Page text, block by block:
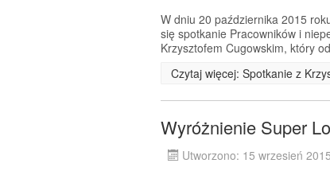
W dniu 20 października 2015
się spotkanie Pracowników i
Krzysztofem Cugowskim, który
Czytaj więcej: Spotkanie z
Wyróżnienie Super
Utworzono: 15 wrzesień 2015